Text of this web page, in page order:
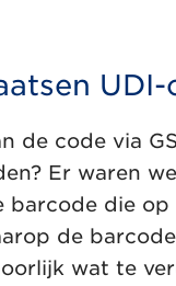
UDI-
de code via
Er waren
barcode die
de
wat te